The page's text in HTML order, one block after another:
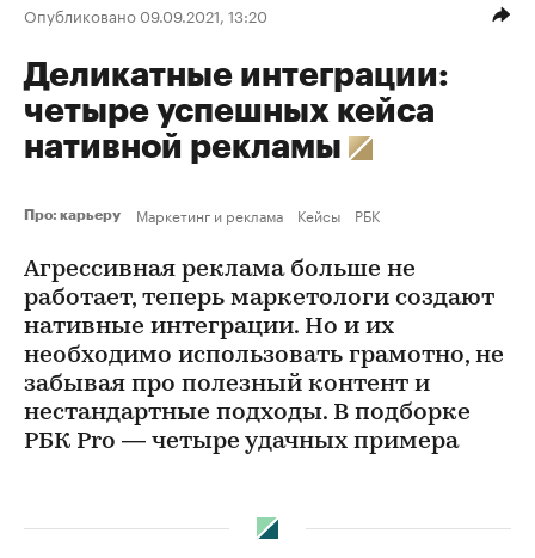
Опубликовано 09.09.2021, 13:20
Деликатные интеграции:
четыре успешных кейса
нативной рекламы
Про: карьеру Маркетинг и реклама Кейсы РБК
Агрессивная реклама больше не
работает, теперь маркетологи создают
нативные интеграции. Но и их
необходимо использовать грамотно, не
забывая про полезный контент и
нестандартные подходы. В подборке
PБК Pro — четыре удачных примера